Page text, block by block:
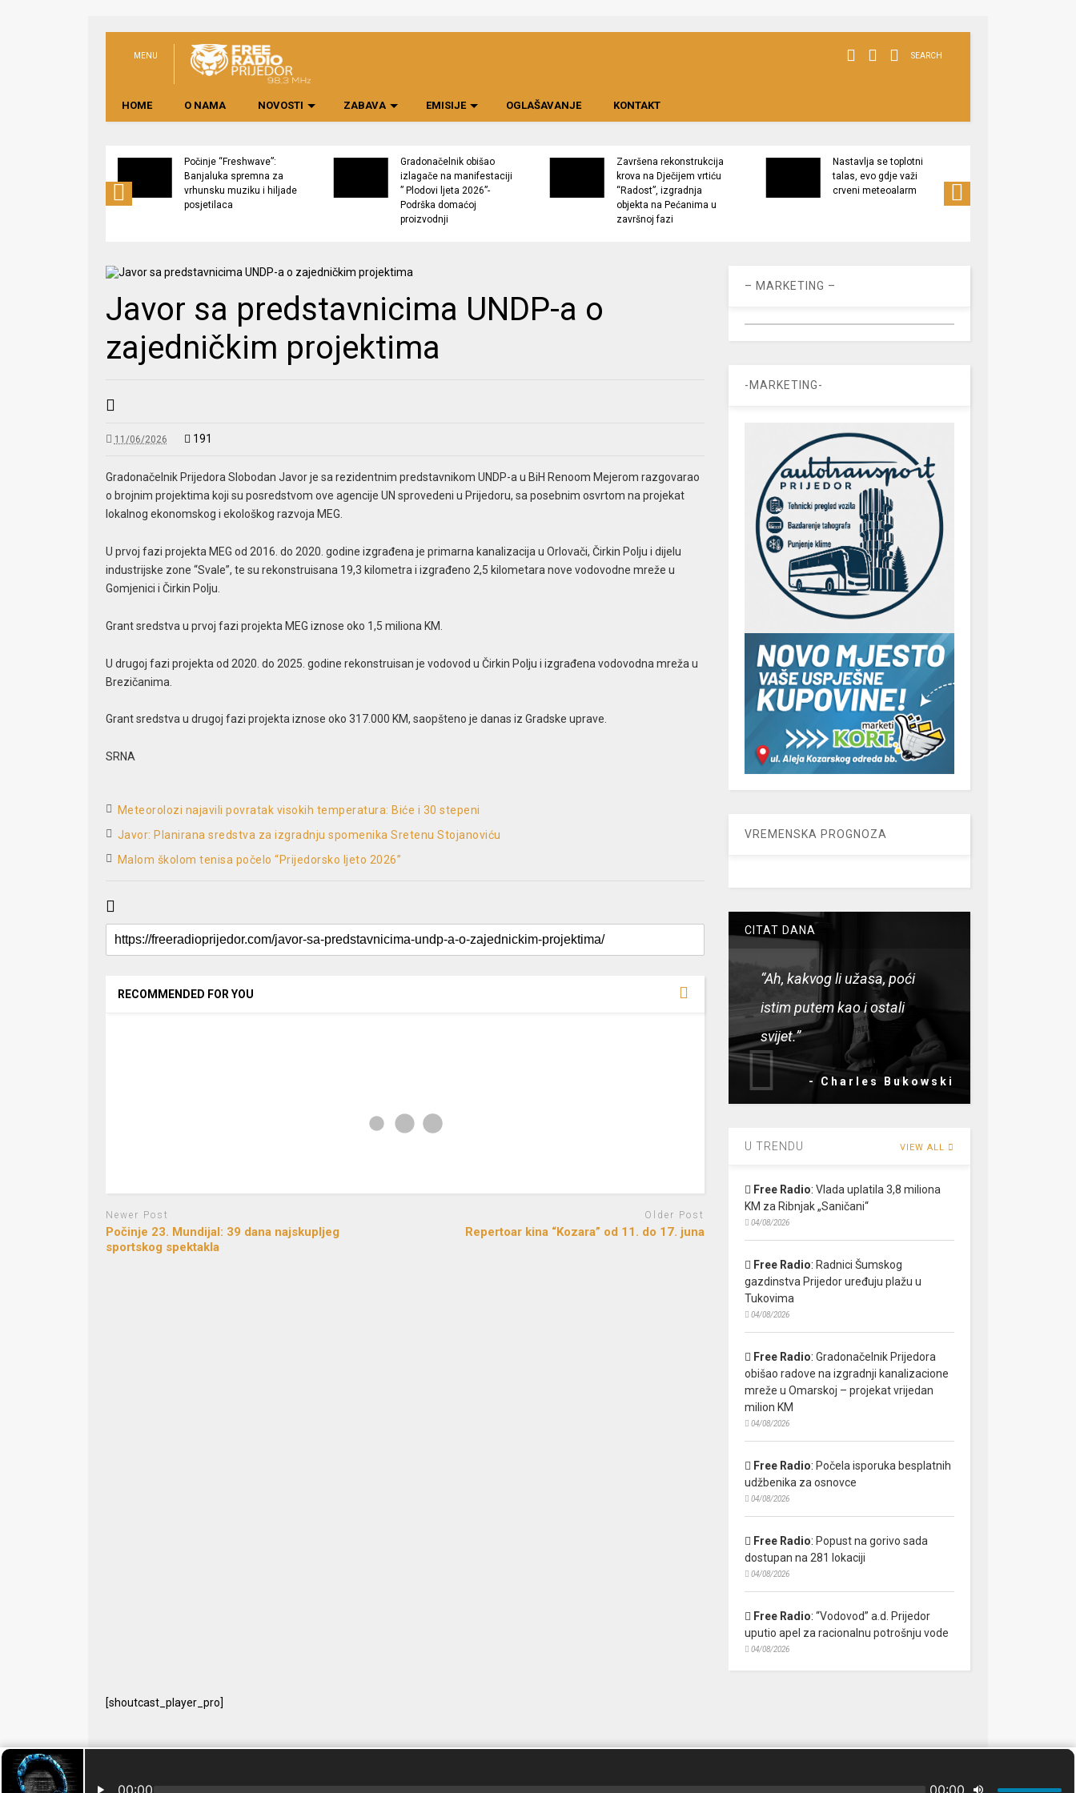
MENU SEARCH
HOME O NAMA NOVOSTI ZABAVA EMISIJE OGLAŠAVANJE KONTAKT
Počinje “Freshwave”:
Banjaluka spremna za
vrhunsku muziku i hiljade
posjetilaca
Gradonačelnik obišao
izlagače na manifestaciji
” Plodovi ljeta 2026”-
Podrška domaćoj
proizvodnji
Završena rekonstrukcija
krova na Dječijem vrtiću
“Radost”, izgradnja
objekta na Pećanima u
završnoj fazi
Nastavlja se toplotni
talas, evo gdje važi
crveni meteoalarm
Javor sa predstavnicima UNDP-a o
zajedničkim projektima
11/06/2026 191
Gradonačelnik Prijedora Slobodan Javor je sa rezidentnim predstavnikom UNDP-a u BiH Renoom Mejerom razgovarao
o brojnim projektima koji su posredstvom ove agencije UN sprovedeni u Prijedoru, sa posebnim osvrtom na projekat
lokalnog ekonomskog i ekološkog razvoja MEG.
U prvoj fazi projekta MEG od 2016. do 2020. godine izgrađena je primarna kanalizacija u Orlovači, Čirkin Polju i dijelu
industrijske zone “Svale”, te su rekonstruisana 19,3 kilometra i izgrađeno 2,5 kilometara nove vodovodne mreže u
Gomjenici i Čirkin Polju.
Grant sredstva u prvoj fazi projekta MEG iznose oko 1,5 miliona KM.
U drugoj fazi projekta od 2020. do 2025. godine rekonstruisan je vodovod u Čirkin Polju i izgrađena vodovodna mreža u
Brezičanima.
Grant sredstva u drugoj fazi projekta iznose oko 317.000 KM, saopšteno je danas iz Gradske uprave.
SRNA
Meteorolozi najavili povratak visokih temperatura: Biće i 30 stepeni
Javor: Planirana sredstva za izgradnju spomenika Sretenu Stojanoviću
Malom školom tenisa počelo “Prijedorsko ljeto 2026”
RECOMMENDED FOR YOU
Newer Post
Počinje 23. Mundijal: 39 dana najskupljeg
sportskog spektakla
Older Post
Repertoar kina “Kozara” od 11. do 17. juna
– MARKETING –
-MARKETING-
VREMENSKA PROGNOZA
CITAT DANA
“Ah, kakvog li užasa, poći
istim putem kao i ostali
svijet.”
- Charles Bukowski
U TRENDU VIEW ALL
Free Radio: Vlada uplatila 3,8 miliona
KM za Ribnjak „Saničani“
04/08/2026
Free Radio: Radnici Šumskog
gazdinstva Prijedor uređuju plažu u
Tukovima
04/08/2026
Free Radio: Gradonačelnik Prijedora
obišao radove na izgradnji kanalizacione
mreže u Omarskoj – projekat vrijedan
milion KM
04/08/2026
Free Radio: Počela isporuka besplatnih
udžbenika za osnovce
04/08/2026
Free Radio: Popust na gorivo sada
dostupan na 281 lokaciji
04/08/2026
Free Radio: “Vodovod” a.d. Prijedor
uputio apel za racionalnu potrošnju vode
04/08/2026
[shoutcast_player_pro]